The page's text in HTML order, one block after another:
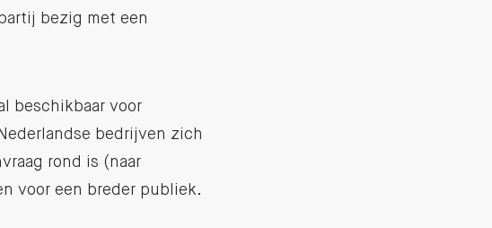
bezig met een
beschikbaar voor
bedrijven zich
rond is (naar
voor een breder publiek.